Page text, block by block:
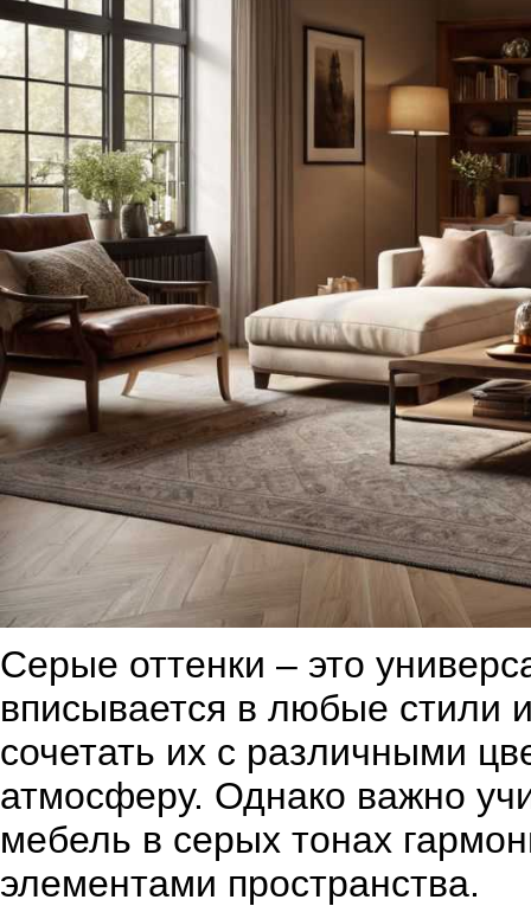
Серые оттенки – это
вписывается в любые стили
сочетать их с различными
атмосферу. Однако важно
мебель в серых тонах
элементами пространства.